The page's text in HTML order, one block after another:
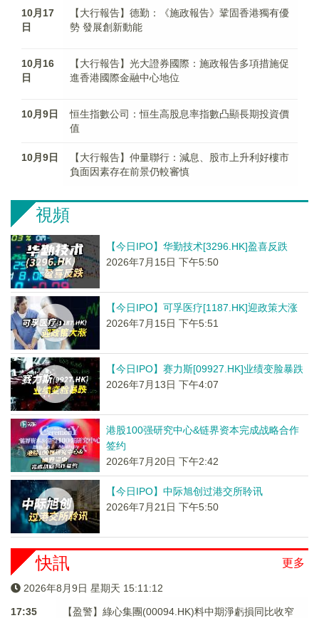
10月17
日
【大行報告】德勤：《施政報告》鞏固香港獨有優
勢 發展創新動能
10月16
日
【大行報告】光大證券國際：施政報告多項措施促
進香港國際金融中心地位
10月9日
恒生指數公司：恒生高股息率指數凸顯長期投資價
值
10月9日
【大行報告】仲量聯行：減息、股市上升利好樓市
負面因素存在前景仍較審慎
視頻
【今日IPO】华勤技术[3296.HK]盈喜反跌
2026年7月15日 下午5:50
【今日IPO】可孚医疗[1187.HK]迎政策大涨
2026年7月15日 下午5:51
【今日IPO】赛力斯[09927.HK]业绩变脸暴跌
2026年7月13日 下午4:07
港股100强研究中心&链界资本完成战略合作
签约
2026年7月20日 下午2:42
【今日IPO】中际旭创过港交所聆讯
2026年7月21日 下午5:50
更多
快訊
2026年8月9日 星期天 15:11:12
17:35
【盈警】綠心集團(00094.HK)料中期淨虧損同比收窄